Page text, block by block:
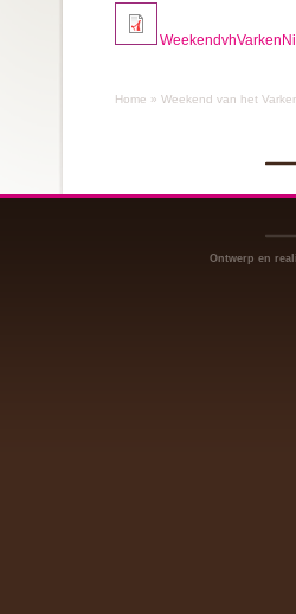
Home » Weekend van het
Ontwerp en